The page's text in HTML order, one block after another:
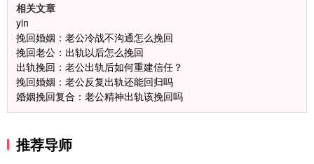
相关文章
yin
挽回婚姻：老公冷战不沟通怎么挽回
挽回老公：出轨以后怎么挽回
出轨挽回：老公出轨后如何重建信任？
挽回婚姻：老公反复出轨还能回归吗
婚姻挽回复合：老公精神出轨该挽回吗
推荐导师